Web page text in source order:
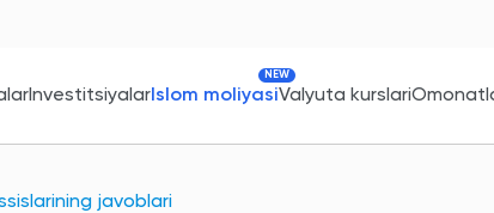
InvestitsiyalarIslom moliyasi
NEW
Valyuta kurslari
javoblari